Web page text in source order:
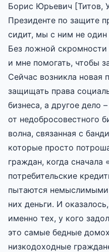
Борис Юрьевич [Титов,
Президенте по защите
сидит, мы с ним не один
Без ложной
и мне помогать, чтобы
Сейчас возникла новая
защищать права
бизнеса, а другое дело
от недобросовестного
волна, связанная с
которые просто
граждан, когда сначала
потребительские
пытаются
них деньги. И
именно тех, у кого
это самые бедные
низкодоходные